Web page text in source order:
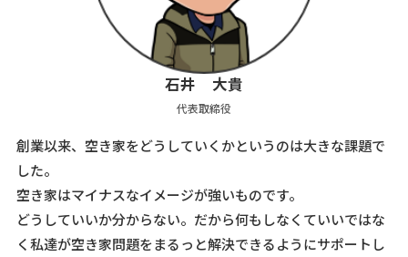
石井 大貴
代表取締役
創業以来、空き家をどうしていくかというのは大きな課題で
した。
空き家はマイナスなイメージが強いものです。
どうしていいか分からない。だから何もしなくていいではな
く私達が空き家問題をまるっと解決できるようにサポートし